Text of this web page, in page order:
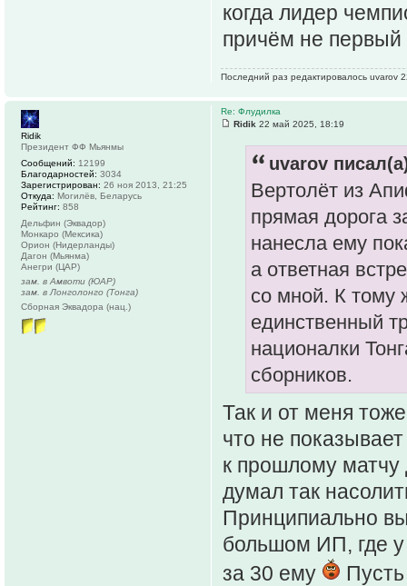
когда лидер
причём не первый
Последний раз редактировалось uvarov
Re: Флудилка
Ridik 22 май 2025, 18:19
uvarov
Вертолёт из
прямая дорога
нанесла ему
а ответная
со мной. К тому
единственный
националки
сборников.
Так и от меня
что не
к прошлому матчу
думал так
Принципиально
большом ИП, где у
за 30 ему
Пусть
Ridik
Президент ФФ Мьянмы
Сообщений: 12199
Благодарностей: 3034
Зарегистрирован: 26 ноя 2013, 21:25
Откуда: Могилёв, Беларусь
Рейтинг: 858
Дельфин (Эквадор)
Монкаро (Мексика)
Орион (Нидерланды)
Дагон (Мьянма)
Анегри (ЦАР)
зам. в Амвоти (ЮАР)
зам. в Лонголонго (Тонга)
Сборная Эквадора (нац.)